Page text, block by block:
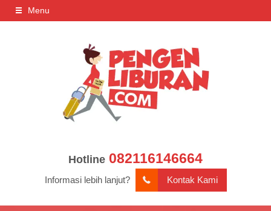
Menu
Hotline 082116146664
Informasi lebih lanjut? Kontak Kami